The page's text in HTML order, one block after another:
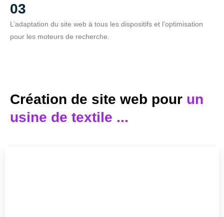
03
L’adaptation du site web à tous les dispositifs et l’optimisation
pour les moteurs de recherche.
Création de site web pour un
usine de textile ...